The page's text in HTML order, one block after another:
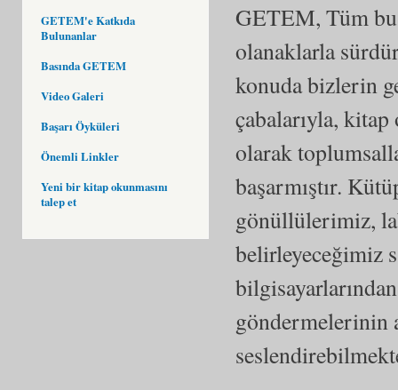
GETEM'e Katkıda
Bulunanlar
Basında GETEM
Video Galeri
Başarı Öyküleri
Önemli Linkler
Yeni bir kitap okunmasını
talep et
GETEM, Tüm
olanaklarla
konuda bizlerin
çabalarıyla, kitap
olarak
başarmıştır.
gönüllülerimiz,
belirleyeceğimiz
göndermelerinin